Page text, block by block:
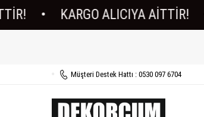
• KARGO ALICIYA AİTTİR! •
Müşteri Destek Hattı : 0530 097 6704